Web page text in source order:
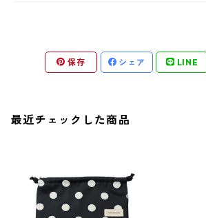
保存 シェア LINE
最近チェックした商品